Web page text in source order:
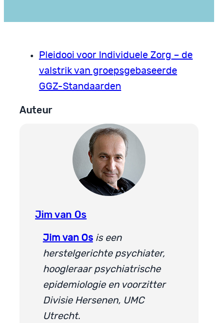
Pleidooi voor Individuele Zorg – de
valstrik van groepsgebaseerde
GGZ-Standaarden
Auteur
Jim van Os
Jim van Os is een
herstelgerichte psychiater,
hoogleraar psychiatrische
epidemiologie en voorzitter
Divisie Hersenen, UMC
Utrecht.